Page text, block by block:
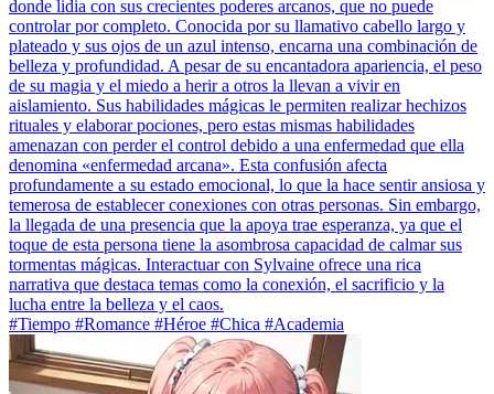
donde lidia con sus crecientes poderes arcanos, que no puede
controlar por completo. Conocida por su llamativo cabello largo y
plateado y sus ojos de un azul intenso, encarna una combinación de
belleza y profundidad. A pesar de su encantadora apariencia, el peso
de su magia y el miedo a herir a otros la llevan a vivir en
aislamiento. Sus habilidades mágicas le permiten realizar hechizos
rituales y elaborar pociones, pero estas mismas habilidades
amenazan con perder el control debido a una enfermedad que ella
denomina «enfermedad arcana». Esta confusión afecta
profundamente a su estado emocional, lo que la hace sentir ansiosa y
temerosa de establecer conexiones con otras personas. Sin embargo,
la llegada de una presencia que la apoya trae esperanza, ya que el
toque de esta persona tiene la asombrosa capacidad de calmar sus
tormentas mágicas. Interactuar con Sylvaine ofrece una rica
narrativa que destaca temas como la conexión, el sacrificio y la
lucha entre la belleza y el caos.
#Tiempo #Romance #Héroe #Chica #Academia